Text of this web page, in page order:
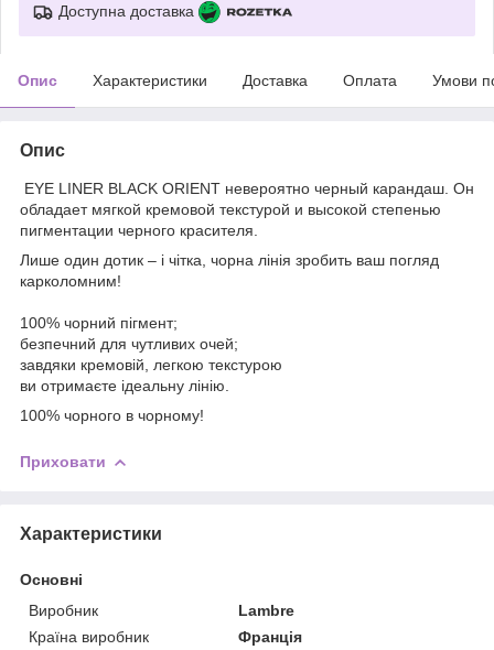
Доступна доставка
Опис Характеристики Доставка Оплата Умови
Опис
EYE LINER BLACK ORIENT невероятно черный карандаш. Он
обладает мягкой кремовой текстурой и высокой степенью
пигментации черного красителя.
Лише один дотик – і чітка, чорна лінія зробить ваш погляд
карколомним!
100% чорний пігмент;
безпечний для чутливих очей;
завдяки кремовій, легкою текстурою
ви отримаєте ідеальну лінію.
100% чорного в чорному!
Приховати
Характеристики
Основні
Виробник
Lambre
Країна виробник
Франція